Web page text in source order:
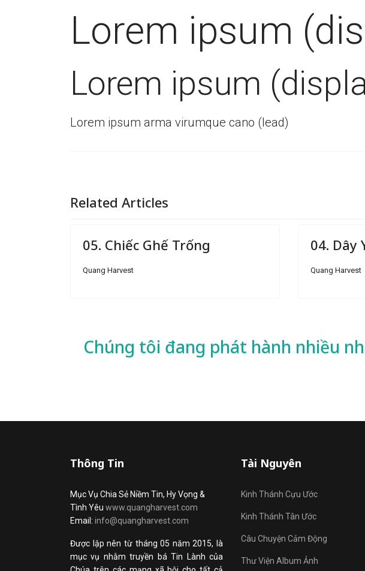
Lorem ipsum
Lorem ipsum
Lorem ipsum arma virumque cano (lead)
Related Articles
05. Chiếc Ghế Trống
Quang Harvest
04. Dây
Quang Harvest
Chúng tôi đang phát hành nhiều
Thông Tin
Mục Vụ Chia Sẻ Niềm Tin, Hy Vọng &
Tình Yêu www.quangharvest.com
Email: info@quangharvest.com
Được lập nên từ tháng 05 năm 2015, là
mục vụ nhằm truyền bá Tin Lành của
Tài Nguyên
Kinh Thánh Cựu Ước
Kinh Thánh Tân Ước
Câu Chuyện Cảm Động
Thư Viện Album Ảnh